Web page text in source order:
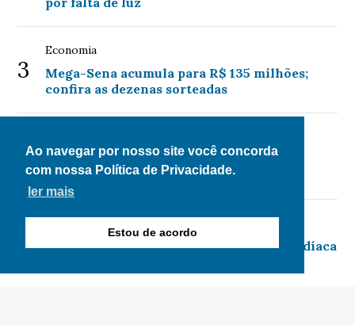
Ao navegar por nosso site você concorda
com nossa Política de Privacidade.
ler mais
Estou de acordo
3
Economia
Mega-Sena acumula para R$ 135 milhões;
confira as dezenas sorteadas
4
Programa de renegociação de dívidas é
prorrogado até 31 de agosto
5
Amamentação reduz risco de doença cardíaca